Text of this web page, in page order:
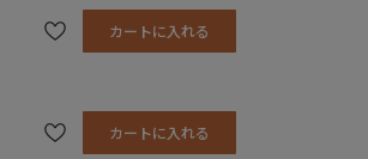
カートに入れる
カートに入れる